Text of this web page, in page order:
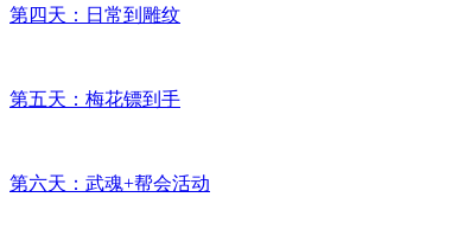
第四天：日常到雕纹
第五天：梅花镖到手
第六天：武魂+帮会活动